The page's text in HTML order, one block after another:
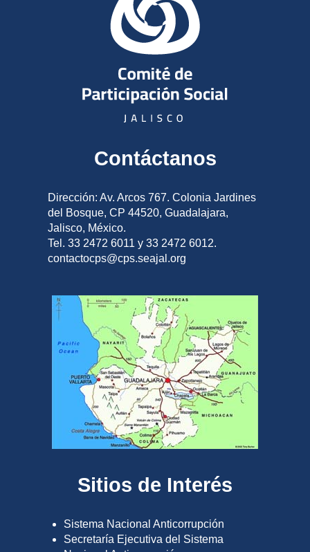
Contáctanos
Dirección: Av. Arcos 767. Colonia Jardines
del Bosque, CP 44520, Guadalajara,
Jalisco, México.
Tel. 33 2472 6011 y 33 2472 6012.
contactocps@cps.seajal.org
Sitios de Interés
Sistema Nacional Anticorrupción
Secretaría Ejecutiva del Sistema